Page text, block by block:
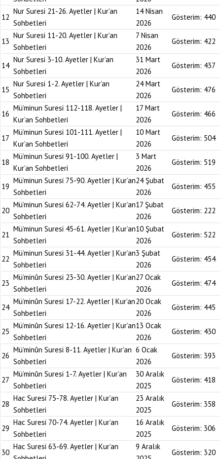
12
Nur Suresi 21-26. Ayetler | Kur’an
Sohbetleri
14 Nisan
2026
Gösterim: 440
13
Nur Suresi 11-20. Ayetler | Kur’an
Sohbetleri
7 Nisan
2026
Gösterim: 422
14
Nur Suresi 3-10. Ayetler | Kur’an
Sohbetleri
31 Mart
2026
Gösterim: 437
15
Nur Suresi 1-2. Ayetler | Kur’an
Sohbetleri
24 Mart
2026
Gösterim: 476
16
Mü’minun Suresi 112-118. Ayetler |
Kur’an Sohbetleri
17 Mart
2026
Gösterim: 466
17
Mü’minun Suresi 101-111. Ayetler |
Kur’an Sohbetleri
10 Mart
2026
Gösterim: 504
18
Mü’minun Suresi 91-100. Ayetler |
Kur’an Sohbetleri
3 Mart
2026
Gösterim: 519
19
Mü’minun Suresi 75-90. Ayetler | Kur’an
Sohbetleri
24 Şubat
2026
Gösterim: 455
20
Mü’minun Suresi 62-74. Ayetler | Kur’an
Sohbetleri
17 Şubat
2026
Gösterim: 222
21
Mü’minun Suresi 45-61. Ayetler | Kur’an
Sohbetleri
10 Şubat
2026
Gösterim: 522
22
Mü’minun Suresi 31-44. Ayetler | Kur’an
Sohbetleri
3 Şubat
2026
Gösterim: 454
23
Mü’minûn Suresi 23-30. Ayetler | Kur’an
Sohbetleri
27 Ocak
2026
Gösterim: 474
24
Mü’minûn Suresi 17-22. Ayetler | Kur’an
Sohbetleri
20 Ocak
2026
Gösterim: 445
25
Mü’minûn Suresi 12-16. Ayetler | Kur’an
Sohbetleri
13 Ocak
2026
Gösterim: 430
26
Mü’minûn Suresi 8-11. Ayetler | Kur’an
Sohbetleri
6 Ocak
2026
Gösterim: 393
27
Mü’minûn Suresi 1-7. Ayetler | Kur’an
Sohbetleri
30 Aralık
2025
Gösterim: 418
28
Hac Suresi 75-78. Ayetler | Kur’an
Sohbetleri
23 Aralık
2025
Gösterim: 358
29
Hac Suresi 70-74. Ayetler | Kur’an
Sohbetleri
16 Aralık
2025
Gösterim: 306
30
Hac Suresi 63-69. Ayetler | Kur’an
9 Aralık
Gösterim: 320